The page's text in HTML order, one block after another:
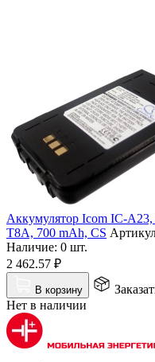
Аккумулятор Icom IC-
T8A, 700 mAh, CS
Наличие: 0 шт.
2 462.57 ₽
В корзину
Нет в наличии